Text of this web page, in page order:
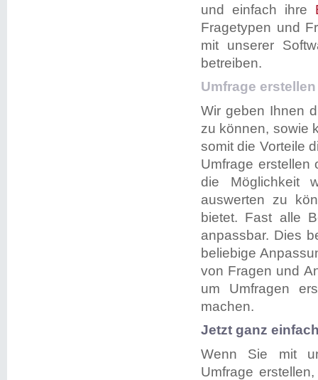
und einfach ihre
Fragetypen und
mit unserer
betreiben.
Umfrage
Wir geben Ihnen
zu können, sowie
somit die Vorteile
Umfrage erstellen
die Möglichkeit
auswerten zu
bietet. Fast alle
anpassbar. Dies
beliebige
von Fragen und
um Umfragen
machen.
Jetzt ganz
Wenn Sie mit
Umfrage